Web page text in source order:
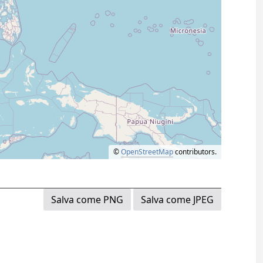
©OpenStreetMapcontributors.
Salva come PNG Salva come JPEG